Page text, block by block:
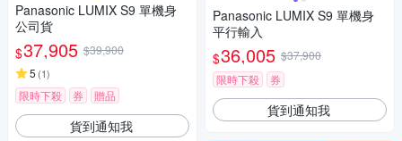
Panasonic LUMIX S9 單機身
公司貨
$37,905 $39,900
5 (1)
限時下殺 券 贈品
貨到通知我
Panasonic LUMIX S9 單機身
平行輸入
$36,005 $37,900
限時下殺
券
貨到通知我